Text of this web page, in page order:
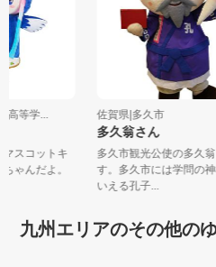
高等学...
マスコットキ
ちゃんだよ。
佐賀県|多久市
多久翁さん
多久市観光公使の多久
す。多久市には学問の
いえる孔子...
九州エリアのその他の